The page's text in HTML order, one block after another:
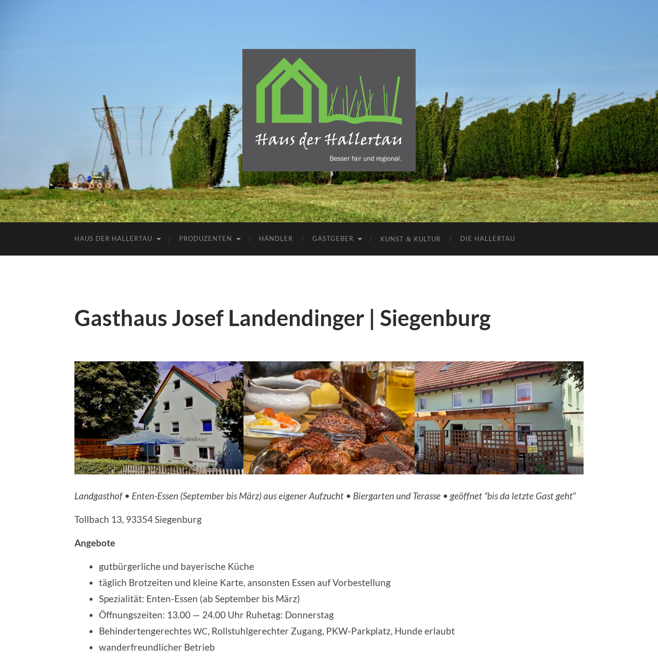
Haus
der
Hallertau
-
REBA
Verlag
HAUS DER HALLERTAU PRODUZENTEN HÄNDLER GASTGEBER KUNST & KULTUR DIE HALLERTAU
Gasthaus Josef Landendinger | Siegenburg
Landgasthof • Enten-Essen (September bis März) aus eigener Aufzucht • Biergarten und Terasse • geöffnet “bis da letzte Gast geht”
Tollbach 13, 93354 Siegenburg
Angebote
gutbür­ger­liche und bayerische Küche
täglich Brotzeiten und kleine Karte, ansonsten Essen auf Vorbestellung
Spezialität: Enten-Essen (ab September bis März)
Öffnungszeiten: 13.00 — 24.00 Uhr Ruhetag: Donnerstag
BehindertengerechtesWC, Rollstuhlgerechter Zugang, PKW-Parkplatz, Hunde erlaubt
wander­freund­licher Betrieb